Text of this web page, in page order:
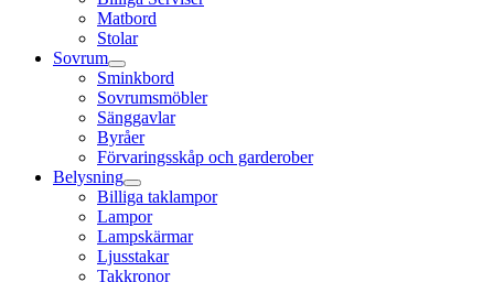
Matbord
Stolar
Sovrum
Sminkbord
Sovrumsmöbler
Sänggavlar
Byråer
Förvaringsskåp och garderober
Belysning
Billiga taklampor
Lampor
Lampskärmar
Ljusstakar
Takkronor